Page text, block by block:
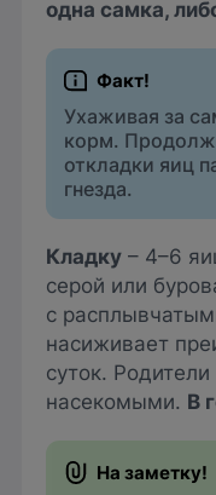
одна самка,
Ухаживая за
корм.
откладки яиц
гнезда.
Кладку – 4–6
серой или
с
насиживает
суток.
насекомыми. В